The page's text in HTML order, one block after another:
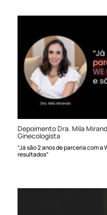
Depoimento Dra. Mila
Ginecologista
“Já são 2 anos de parceria com
resultados”